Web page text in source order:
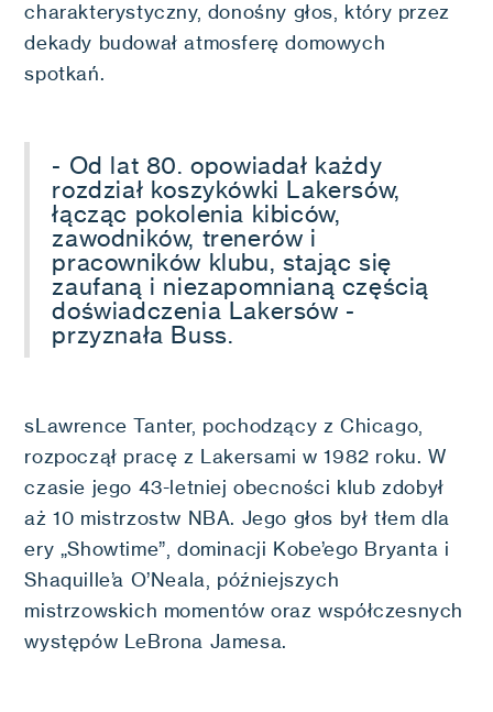
charakterystyczny, donośny głos, który przez
dekady budował atmosferę domowych
spotkań.
- Od lat 80. opowiadał każdy
rozdział koszykówki Lakersów,
łącząc pokolenia kibiców,
zawodników, trenerów i
pracowników klubu, stając się
zaufaną i niezapomnianą częścią
doświadczenia Lakersów -
przyznała Buss.
sLawrence Tanter, pochodzący z Chicago,
rozpoczął pracę z Lakersami w 1982 roku. W
czasie jego 43-letniej obecności klub zdobył
aż 10 mistrzostw NBA. Jego głos był tłem dla
ery „Showtime”, dominacji Kobe’ego Bryanta i
Shaquille’a O’Neala, późniejszych
mistrzowskich momentów oraz współczesnych
występów LeBrona Jamesa.